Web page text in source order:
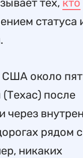
тех, кто
статуса
США около
после
через
рядом с
никаких